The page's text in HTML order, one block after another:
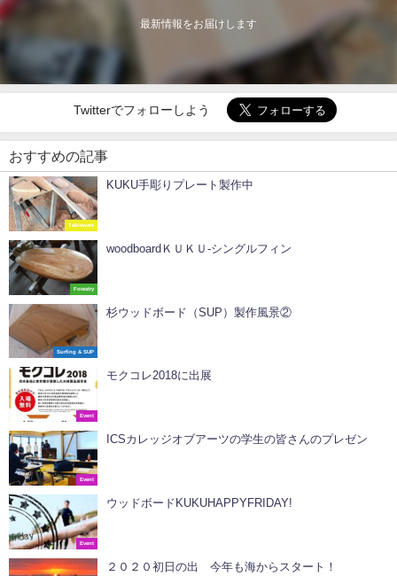
最新情報をお届けします
Twitterでフォローしよう
おすすめの記事
Tableware
KUKU手彫りプレート製作中
Forestry
woodboardＫＵＫＵ-シングルフィン
Surfing & SUP
杉ウッドボード（SUP）製作風景②
Event
モクコレ2018に出展
Event
ICSカレッジオブアーツの学生の皆さんのプレゼン
Event
ウッドボードKUKUHAPPYFRIDAY!
２０２０初日の出 今年も海からスタート！